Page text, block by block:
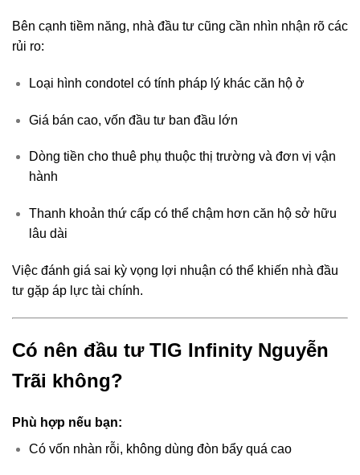
Bên cạnh tiềm năng, nhà đầu tư cũng cần nhìn nhận rõ các
rủi ro:
Loại hình condotel có tính pháp lý khác căn hộ ở
Giá bán cao, vốn đầu tư ban đầu lớn
Dòng tiền cho thuê phụ thuộc thị trường và đơn vị vận
hành
Thanh khoản thứ cấp có thể chậm hơn căn hộ sở hữu
lâu dài
Việc đánh giá sai kỳ vọng lợi nhuận có thể khiến nhà đầu
tư gặp áp lực tài chính.
Có nên đầu tư TIG Infinity Nguyễn
Trãi không?
Phù hợp nếu bạn:
Có vốn nhàn rỗi, không dùng đòn bẩy quá cao